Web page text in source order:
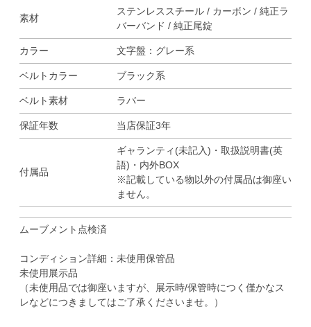
素材
ステンレススチール / カーボン / 純正ラ
バーバンド / 純正尾錠
カラー 文字盤：グレー系
ベルトカラー ブラック系
ベルト素材 ラバー
保証年数 当店保証3年
付属品
ギャランティ(未記入)・取扱説明書(英
語)・内外BOX
※記載している物以外の付属品は御座い
ません。
ムーブメント点検済
コンディション詳細：未使用保管品
未使用展示品
（未使用品では御座いますが、展示時/保管時につく僅かなス
レなどにつきましてはご了承くださいませ。）